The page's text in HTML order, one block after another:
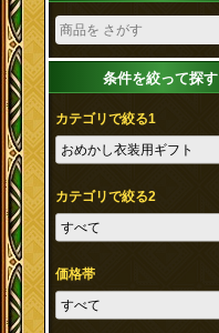
条件を絞って探す
カテゴリで絞る1
カテゴリで絞る2
価格帯